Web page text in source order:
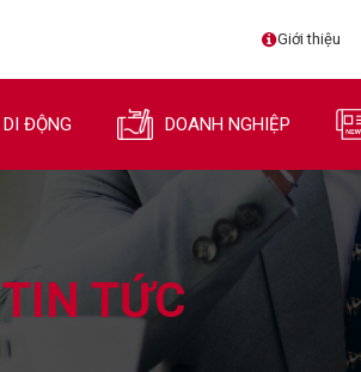
Giới thiệu
DI ĐỘNG DOANH NGHIỆP
TIN TỨC